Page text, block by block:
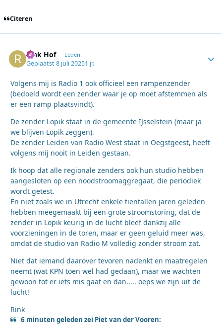
Citeren
Rink Hof Leden
Geplaatst8 juli 20251 jr.
Volgens mij is Radio 1 ook officieel een rampenzender
(bedoeld wordt een zender waar je op moet afstemmen als
er een ramp plaatsvindt).
De zender Lopik staat in de gemeente IJsselstein (maar ja
we blijven Lopik zeggen).
De zender Leiden van Radio West staat in Oegstgeest, heeft
volgens mij nooit in Leiden gestaan.
Ik hoop dat alle regionale zenders ook hun studio hebben
aangesloten op een noodstroomaggregaat, die periodiek
wordt getest.
En niet zoals we in Utrecht enkele tientallen jaren geleden
hebben meegemaakt bij een grote stroomstoring, dat de
zender in Lopik keurig in de lucht bleef dankzij alle
voorzieningen in de toren, maar er geen geluid meer was,
omdat de studio van Radio M volledig zonder stroom zat.
Niet dat iemand daarover tevoren nadenkt en maatregelen
neemt (wat KPN toen wel had gedaan), maar we wachten
gewoon tot er iets mis gaat en dan..... oeps we zijn uit de
lucht!
Rink
6 minuten geleden zei Piet van der Vooren: